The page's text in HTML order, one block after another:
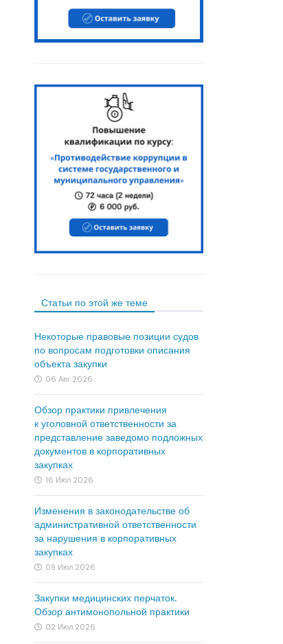
Статьи по этой же теме
Некоторые правовые позиции судов
по вопросам подготовки описания
объекта закупки
06 Авг 2026
Обзор практики привлечения
к уголовной ответственности за
представление заведомо подложных
документов в корпоративных
закупках
16 Июл 2026
Изменения в законодательстве об
административной ответственности
за нарушения в корпоративных
закупках
09 Июл 2026
Закупки медицинских перчаток.
Обзор антимонопольной практики
02 Июл 2026